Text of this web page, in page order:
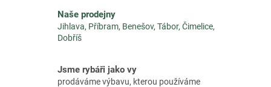
Naše prodejny
Jihlava, Příbram, Benešov, Tábor, Čimelice,
Dobříš
Jsme rybáři jako vy
prodáváme výbavu, kterou používáme